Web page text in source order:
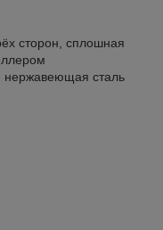
сторон, сплошная
сталь